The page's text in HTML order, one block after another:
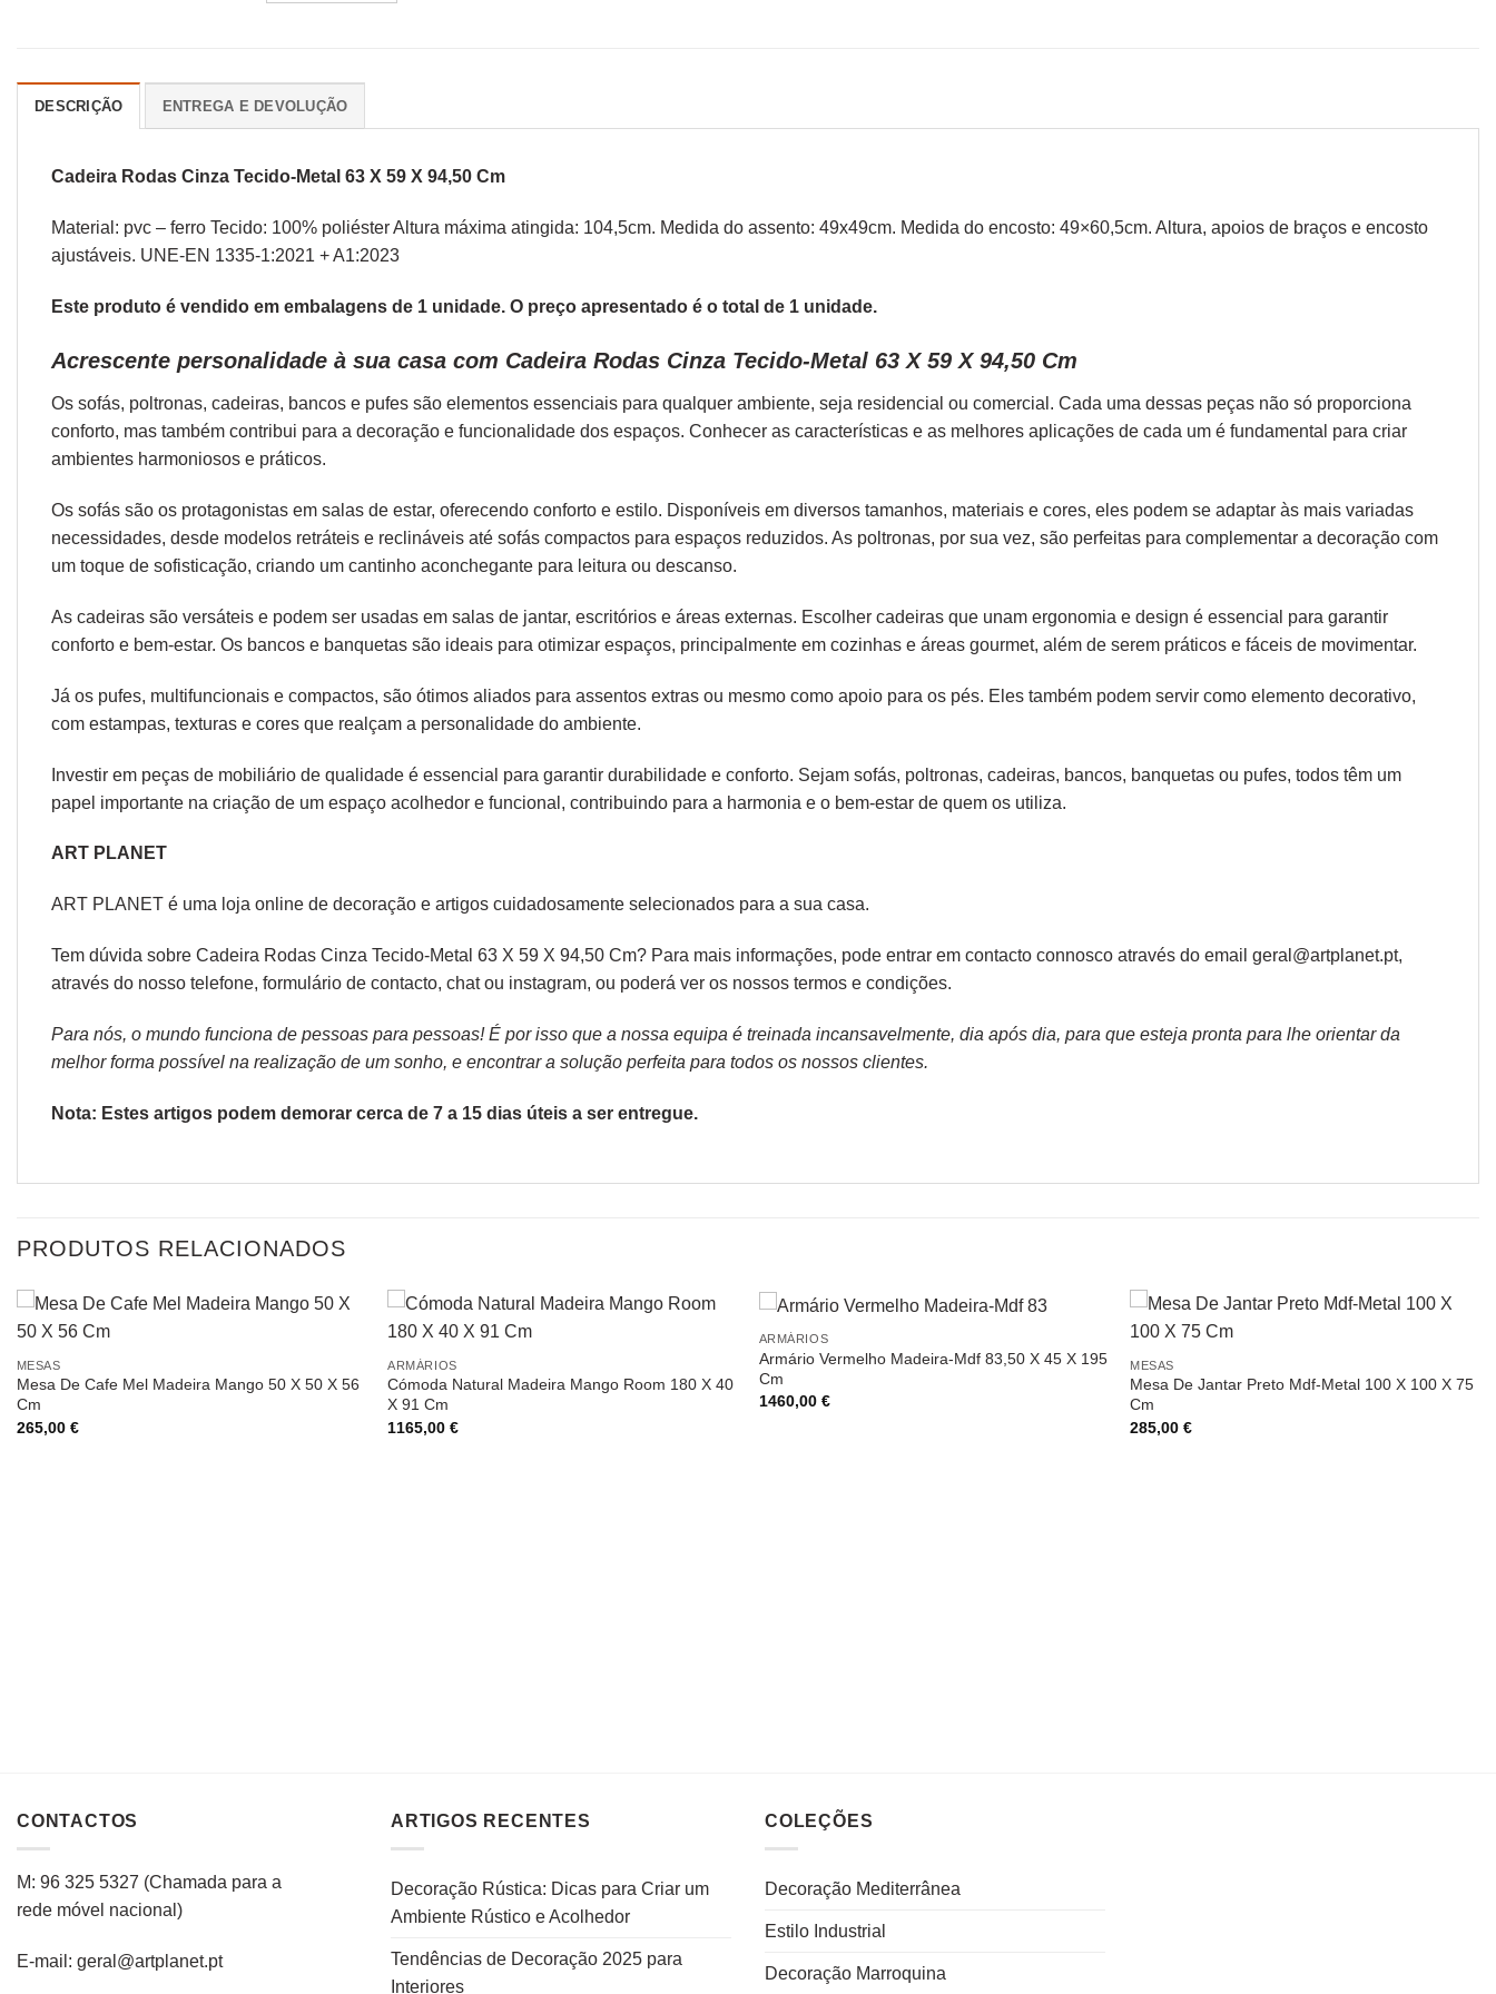
DESCRIÇÃO ENTREGA E DEVOLUÇÃO
Cadeira Rodas Cinza Tecido-Metal 63 X 59 X 94,50 Cm
Material: pvc – ferro Tecido: 100% poliéster Altura máxima atingida: 104,5cm. Medida do assento: 49x49cm. Medida do encosto: 49×60,5cm. Altura, apoios de braços e encosto
ajustáveis. UNE-EN 1335-1:2021 + A1:2023
Este produto é vendido em embalagens de 1 unidade. O preço apresentado é o total de 1 unidade.
Acrescente personalidade à sua casa com Cadeira Rodas Cinza Tecido-Metal 63 X 59 X 94,50 Cm
Os sofás, poltronas, cadeiras, bancos e pufes são elementos essenciais para qualquer ambiente, seja residencial ou comercial. Cada uma dessas peças não só proporciona
conforto, mas também contribui para a decoração e funcionalidade dos espaços. Conhecer as características e as melhores aplicações de cada um é fundamental para criar
ambientes harmoniosos e práticos.
Os sofás são os protagonistas em salas de estar, oferecendo conforto e estilo. Disponíveis em diversos tamanhos, materiais e cores, eles podem se adaptar às mais variadas
necessidades, desde modelos retráteis e reclináveis até sofás compactos para espaços reduzidos. As poltronas, por sua vez, são perfeitas para complementar a decoração com
um toque de sofisticação, criando um cantinho aconchegante para leitura ou descanso.
As cadeiras são versáteis e podem ser usadas em salas de jantar, escritórios e áreas externas. Escolher cadeiras que unam ergonomia e design é essencial para garantir
conforto e bem-estar. Os bancos e banquetas são ideais para otimizar espaços, principalmente em cozinhas e áreas gourmet, além de serem práticos e fáceis de movimentar.
Já os pufes, multifuncionais e compactos, são ótimos aliados para assentos extras ou mesmo como apoio para os pés. Eles também podem servir como elemento decorativo,
com estampas, texturas e cores que realçam a personalidade do ambiente.
Investir em peças de mobiliário de qualidade é essencial para garantir durabilidade e conforto. Sejam sofás, poltronas, cadeiras, bancos, banquetas ou pufes, todos têm um
papel importante na criação de um espaço acolhedor e funcional, contribuindo para a harmonia e o bem-estar de quem os utiliza.
ART PLANET
ART PLANET é uma loja online de decoração e artigos cuidadosamente selecionados para a sua casa.
Tem dúvida sobre Cadeira Rodas Cinza Tecido-Metal 63 X 59 X 94,50 Cm? Para mais informações, pode entrar em contacto connosco através do email geral@artplanet.pt,
através do nosso telefone, formulário de contacto, chat ou instagram, ou poderá ver os nossos termos e condições.
Para nós, o mundo funciona de pessoas para pessoas! É por isso que a nossa equipa é treinada incansavelmente, dia após dia, para que esteja pronta para lhe orientar da
melhor forma possível na realização de um sonho, e encontrar a solução perfeita para todos os nossos clientes.
Nota: Estes artigos podem demorar cerca de 7 a 15 dias úteis a ser entregue.
PRODUTOS RELACIONADOS
MESAS
Mesa De Cafe Mel Madeira Mango 50 X 50 X 56
Cm
265,00 €
ARMÁRIOS
Cómoda Natural Madeira Mango Room 180 X 40
X 91 Cm
1165,00€
ARMÁRIOS
Armário Vermelho Madeira-Mdf 83,50 X 45 X 195
Cm
1460,00 €
MESAS
Mesa De Jantar Preto Mdf-Metal 100 X 100 X 75
Cm
285,00€
CONTACTOS
M: 96 325 5327 (Chamada para a
rede móvel nacional )
E-mail: geral@artplanet.pt
ARTIGOS RECENTES
Decoração Rústica: Dicas para Criar um
Ambiente Rústico e Acolhedor
Tendências de Decoração 2025 para
Interiores
COLEÇÕES
Decoração Mediterrânea
Estilo Industrial
Decoração Marroquina